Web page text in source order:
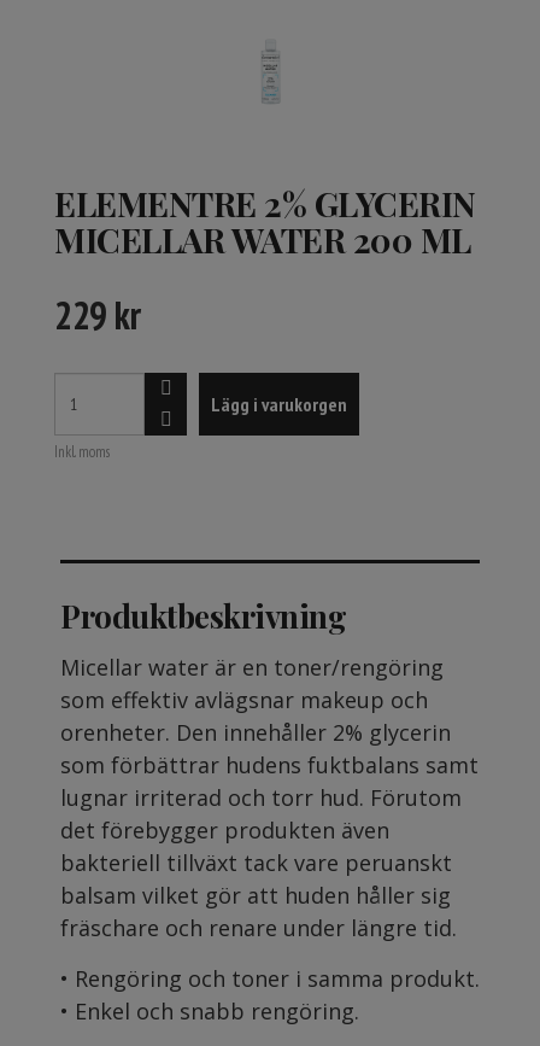
ELEMENTRE 2% GLYCERIN
MICELLAR WATER 200 ML
229kr
Lägg i varukorgen
Inkl. moms
Produktbeskrivning
Micellar water är en toner/rengöring
som effektiv avlägsnar makeup och
orenheter. Den innehåller 2% glycerin
som förbättrar hudens fuktbalans samt
lugnar irriterad och torr hud. Förutom
det förebygger produkten även
bakteriell tillväxt tack vare peruanskt
balsam vilket gör att huden håller sig
fräschare och renare under längre tid.
• Rengöring och toner i samma produkt.
• Enkel och snabb rengöring.